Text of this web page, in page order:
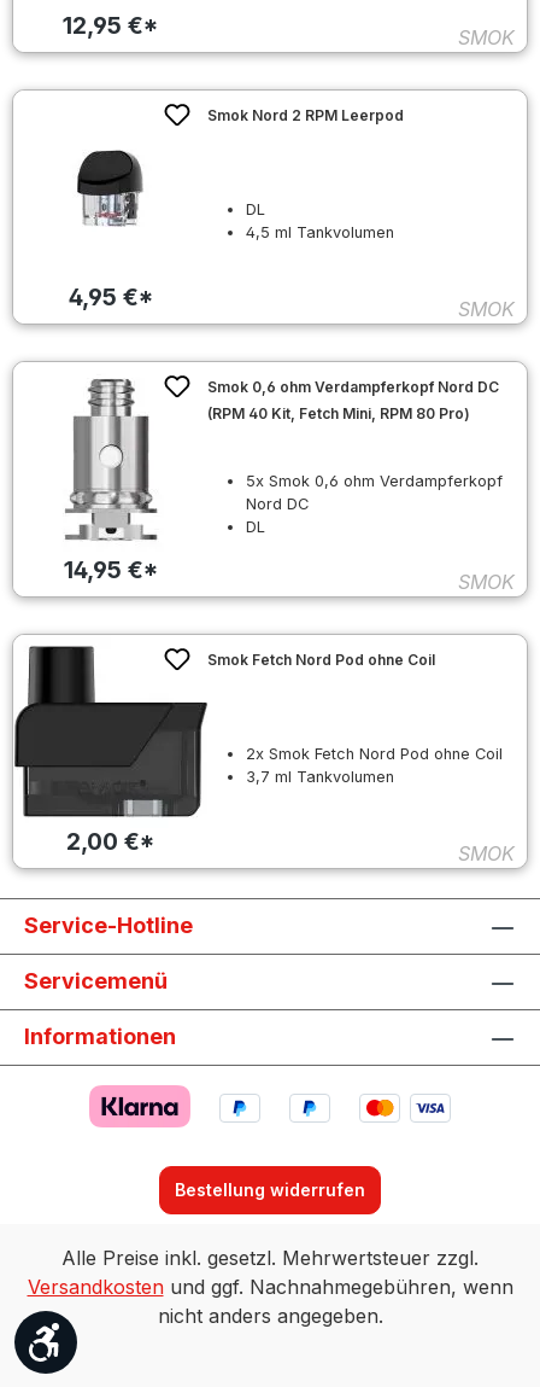
12,95 €* SMOK
4,95 €*
Smok Nord 2 RPM Leerpod
DL
4,5 ml Tankvolumen
SMOK
14,95 €*
Smok 0,6 ohm Verdampferkopf Nord DC
(RPM 40 Kit, Fetch Mini, RPM 80 Pro)
5x Smok 0,6 ohm Verdampferkopf
Nord DC
DL
SMOK
2,00 €*
Smok Fetch Nord Pod ohne Coil
2x Smok Fetch Nord Pod ohne Coil
3,7 ml Tankvolumen
SMOK
Service-Hotline
Servicemenü
Informationen
Bestellung widerrufen
Alle Preise inkl. gesetzl. Mehrwertsteuer zzgl.
Versandkostenund ggf. Nachnahmegebühren, wenn
nicht anders angegeben.
Werkzeugleiste anzeigen